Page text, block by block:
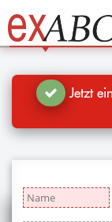
Blog
Jetzt